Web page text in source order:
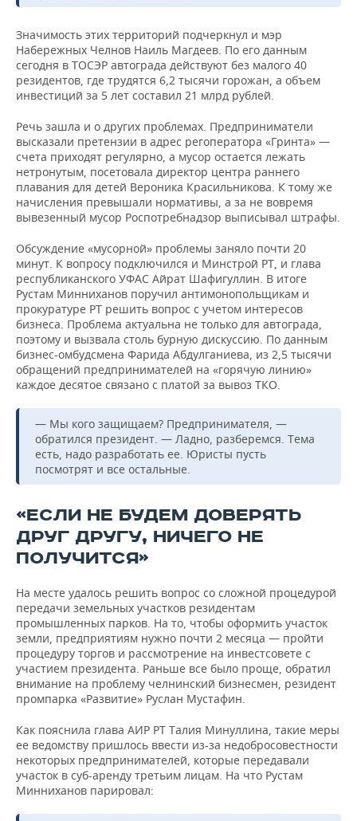
Значимость этих территорий подчеркнул и мэр
Набережных Челнов Наиль Магдеев. По его данным
сегодня в ТОСЭР автограда действуют без малого 40
резидентов, где трудятся 6,2 тысячи горожан, а объем
инвестиций за 5 лет составил 21 млрд рублей.
Речь зашла и о других проблемах. Предприниматели
высказали претензии в адрес регоператора «Гринта» —
счета приходят регулярно, а мусор остается лежать
нетронутым, посетовала директор центра раннего
плавания для детей Вероника Красильникова. К тому же
начисления превышали нормативы, а за не вовремя
вывезенный мусор Роспотребнадзор выписывал штрафы.
Обсуждение «мусорной» проблемы заняло почти 20
минут. К вопросу подключился и Минстрой РТ, и глава
республиканского УФАС Айрат Шафигуллин. В итоге
Рустам Минниханов поручил антимонопольщикам и
прокуратуре РТ решить вопрос с учетом интересов
бизнеса. Проблема актуальна не только для автограда,
поэтому и вызвала столь бурную дискуссию. По данным
бизнес-омбудсмена Фарида Абдулганиева, из 2,5 тысячи
обращений предпринимателей на «горячую линию»
каждое десятое связано с платой за вывоз ТКО.
— Мы кого защищаем? Предпринимателя, —
обратился президент. — Ладно, разберемся. Тема
есть, надо разработать ее. Юристы пусть
посмотрят и все остальные.
«ЕСЛИ НЕ БУДЕМ ДОВЕРЯТЬ
ДРУГ ДРУГУ, НИЧЕГО НЕ
ПОЛУЧИТСЯ»
На месте удалось решить вопрос со сложной процедурой
передачи земельных участков резидентам
промышленных парков. На то, чтобы оформить участок
земли, предприятиям нужно почти 2 месяца — пройти
процедуру торгов и рассмотрение на инвестсовете с
участием президента. Раньше все было проще, обратил
внимание на проблему челнинский бизнесмен, резидент
промпарка «Развитие» Руслан Мустафин.
Как пояснила глава АИР РТ Талия Минуллина, такие меры
ее ведомству пришлось ввести из-за недобросовестности
некоторых предпринимателей, которые передавали
участок в суб-аренду третьим лицам. На что Рустам
Минниханов парировал: